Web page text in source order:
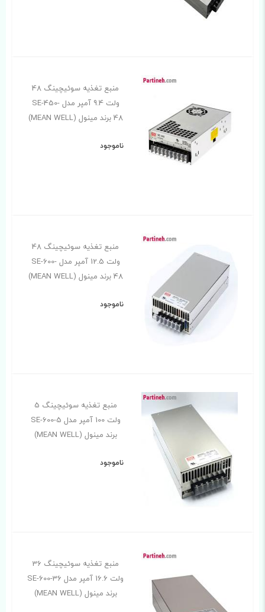
منبع تغذیه سوئیچینگ 48
ولت 9.4 آمپر مدل SE-450-
48 برند مینول (MEAN WELL)
ناموجود
منبع تغذیه سوئیچینگ 48
ولت 12.5 آمپر مدل SE-600-
48 برند مینول (MEAN WELL)
ناموجود
منبع تغذیه سوئیچینگ 5
ولت 100 آمپر مدل SE-600-5
برند مینول (MEAN WELL)
ناموجود
منبع تغذیه سوئیچینگ 36
ولت 16.6 آمپر مدل SE-600-36
برند مینول (MEAN WELL)